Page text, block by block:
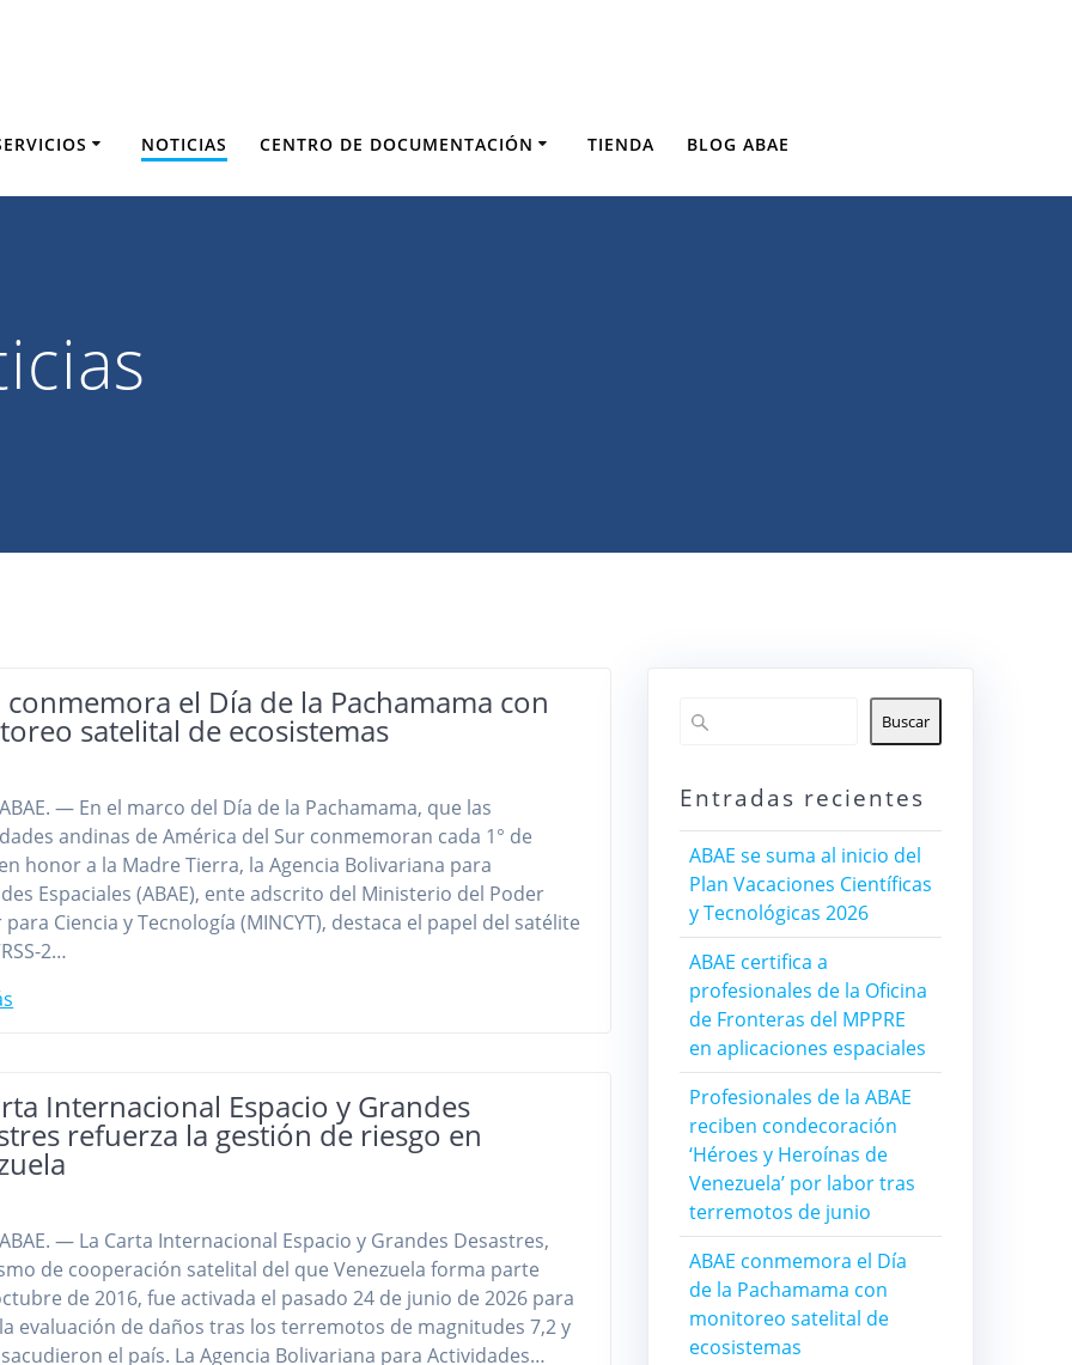
NOTICIAS CENTRO DE DOCUMENTACIÓN TIENDA BLOG ABAE
conmemora el Día de la Pachamama con
satelital de ecosistemas
— En el marco del Día de la Pachamama, que las
andinas de América del Sur conmemoran cada 1° de
honor a la Madre Tierra, la Agencia Bolivariana para
Espaciales (ABAE), ente adscrito del Ministerio del Poder
Ciencia y Tecnología (MINCYT), destaca el papel del satélite
2…
Internacional Espacio y Grandes
refuerza la gestión de riesgo en
— La Carta Internacional Espacio y Grandes Desastres,
de cooperación satelital del que Venezuela forma parte
de 2016, fue activada el pasado 24 de junio de 2026 para
evaluación de daños tras los terremotos de magnitudes 7,2 y
el país. La Agencia Bolivariana para Actividades…
Buscar
Entradas recientes
ABAE se suma al inicio del
Plan Vacaciones Científicas
y Tecnológicas 2026
ABAE certifica a
profesionales de la Oficina
de Fronteras del MPPRE
en aplicaciones espaciales
Profesionales de la ABAE
reciben condecoración
‘Héroes y Heroínas de
Venezuela’ por labor tras
terremotos de junio
ABAE conmemora el Día
de la Pachamama con
monitoreo satelital de
ecosistemas